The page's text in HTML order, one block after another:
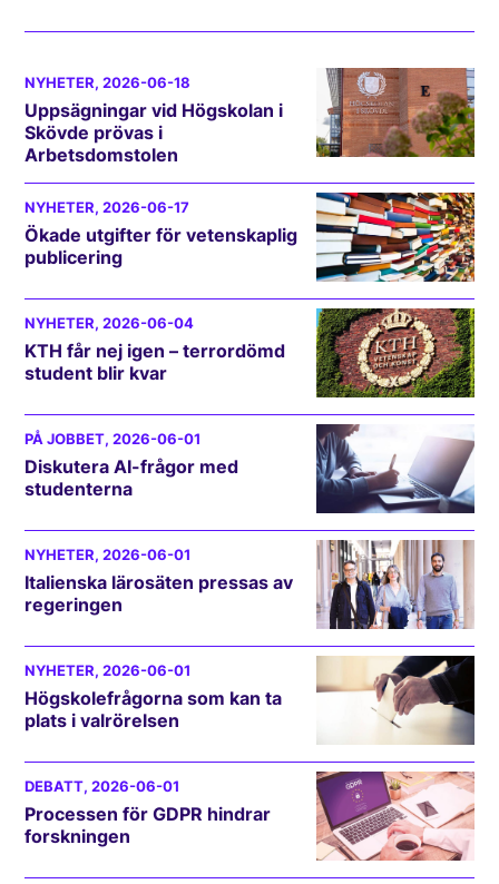
NYHETER, 2026-06-18
Uppsägningar vid Högskolan i
Skövde prövas i
Arbetsdomstolen
NYHETER, 2026-06-17
Ökade utgifter för vetenskaplig
publicering
NYHETER, 2026-06-04
KTH får nej igen – terrordömd
student blir kvar
PÅ JOBBET, 2026-06-01
Diskutera AI-frågor med
studenterna
NYHETER, 2026-06-01
Italienska lärosäten pressas av
regeringen
NYHETER, 2026-06-01
Högskolefrågorna som kan ta
plats i valrörelsen
DEBATT, 2026-06-01
Processen för GDPR hindrar
forskningen